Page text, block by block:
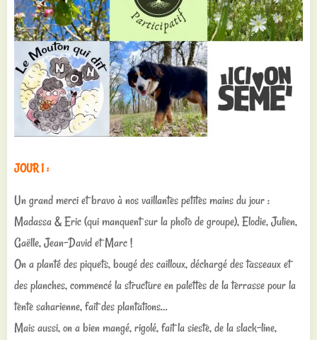
JOUR 1 :
Un grand merci et bravo à nos vaillantes petites mains du jour :
Madassa & Eric (qui manquent sur la photo de groupe), Elodie, Julien,
Gaëlle, Jean-David et Marc !
On a planté des piquets, bougé des cailloux, déchargé des tasseaux et
des planches, commencé la structure en palettes de la terrasse pour la
tente saharienne, fait des plantations…
Mais aussi, on a bien mangé, rigolé, fait la sieste, de la slack-line,